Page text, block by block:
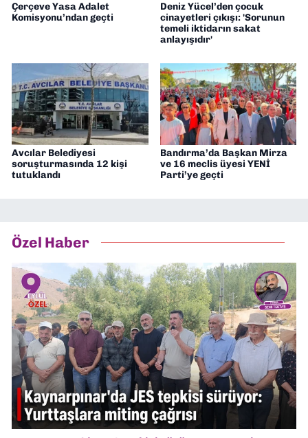
Çerçeve Yasa Adalet
Komisyonu’ndan geçti
Deniz Yücel’den çocuk
cinayetleri çıkışı: 'Sorunun
temeli iktidarın sakat
anlayışıdır'
Avcılar Belediyesi
soruşturmasında 12 kişi
tutuklandı
Bandırma’da Başkan Mirza
ve 16 meclis üyesi YENİ
Parti’ye geçti
Özel Haber